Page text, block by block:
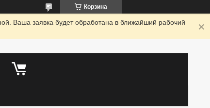
Корзина
Ваша заявка будет обработана в ближайший рабочий